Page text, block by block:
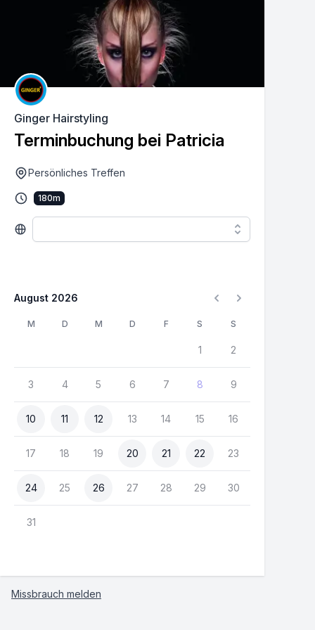
Ginger Hairstyling
Terminbuchung bei Patricia
Persönliches Treffen
180m
August 2026
M D M D F S S
1 2
3 4 5 6 7 8 9
10 11 12 13 14 15 16
17 18 19 20 21 22 23
24 25 26 27 28 29 30
31
Missbrauch melden